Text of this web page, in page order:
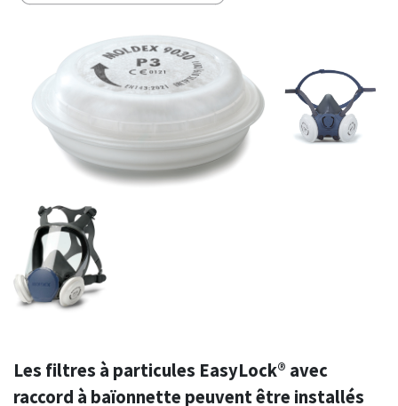
Les filtres à particules EasyLock® avec
raccord à baïonnette peuvent être installés